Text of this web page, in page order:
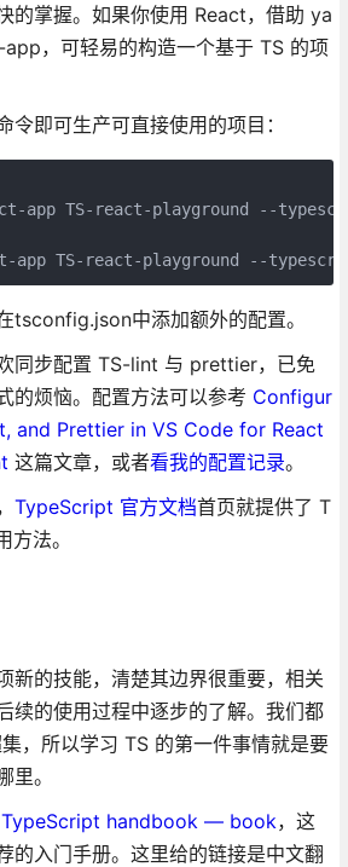
的掌握。如果你使用 React，借助 ya
，可轻易的构造一个基于 TS 的项
令即可生产可直接使用的项目：
app TS-react-playground --
app TS-react-playground --
tsconfig.json中添加额外的配置。
同步配置 TS-lint 与 prettier，已免
的烦恼。配置方法可以参考 Configur
and Prettier in VS Code for React
这篇文章，或者看我的配置记录。
TypeScript 官方文档首页就提供了 T
法。
新的技能，清楚其边界很重要，相关
续的使用过程中逐步的了解。我们都
，所以学习 TS 的第一件事情就是要
。
TypeScript handbook — book，这
的入门手册。这里给的链接是中文翻